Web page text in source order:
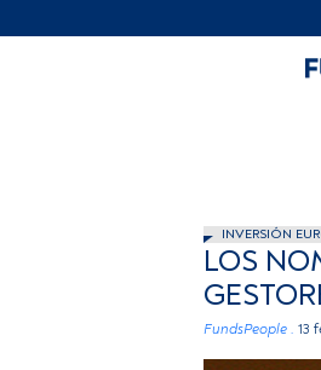
INVERSIÓN
LOS
FundsPeople . 13